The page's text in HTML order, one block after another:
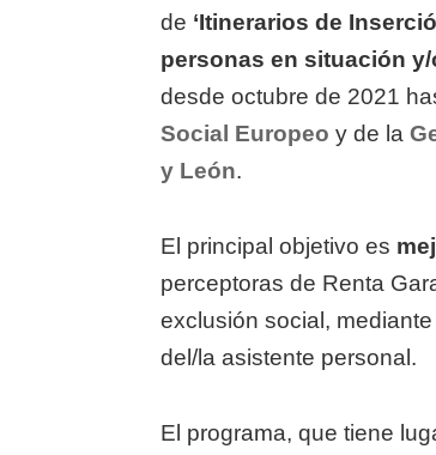
de ‘Itinerarios de
personas en situación
desde octubre de 2021
Social Europeo y de la
y León.
El principal objetivo es
perceptoras de Renta
exclusión social,
del/la asistente personal.
El programa, que tiene